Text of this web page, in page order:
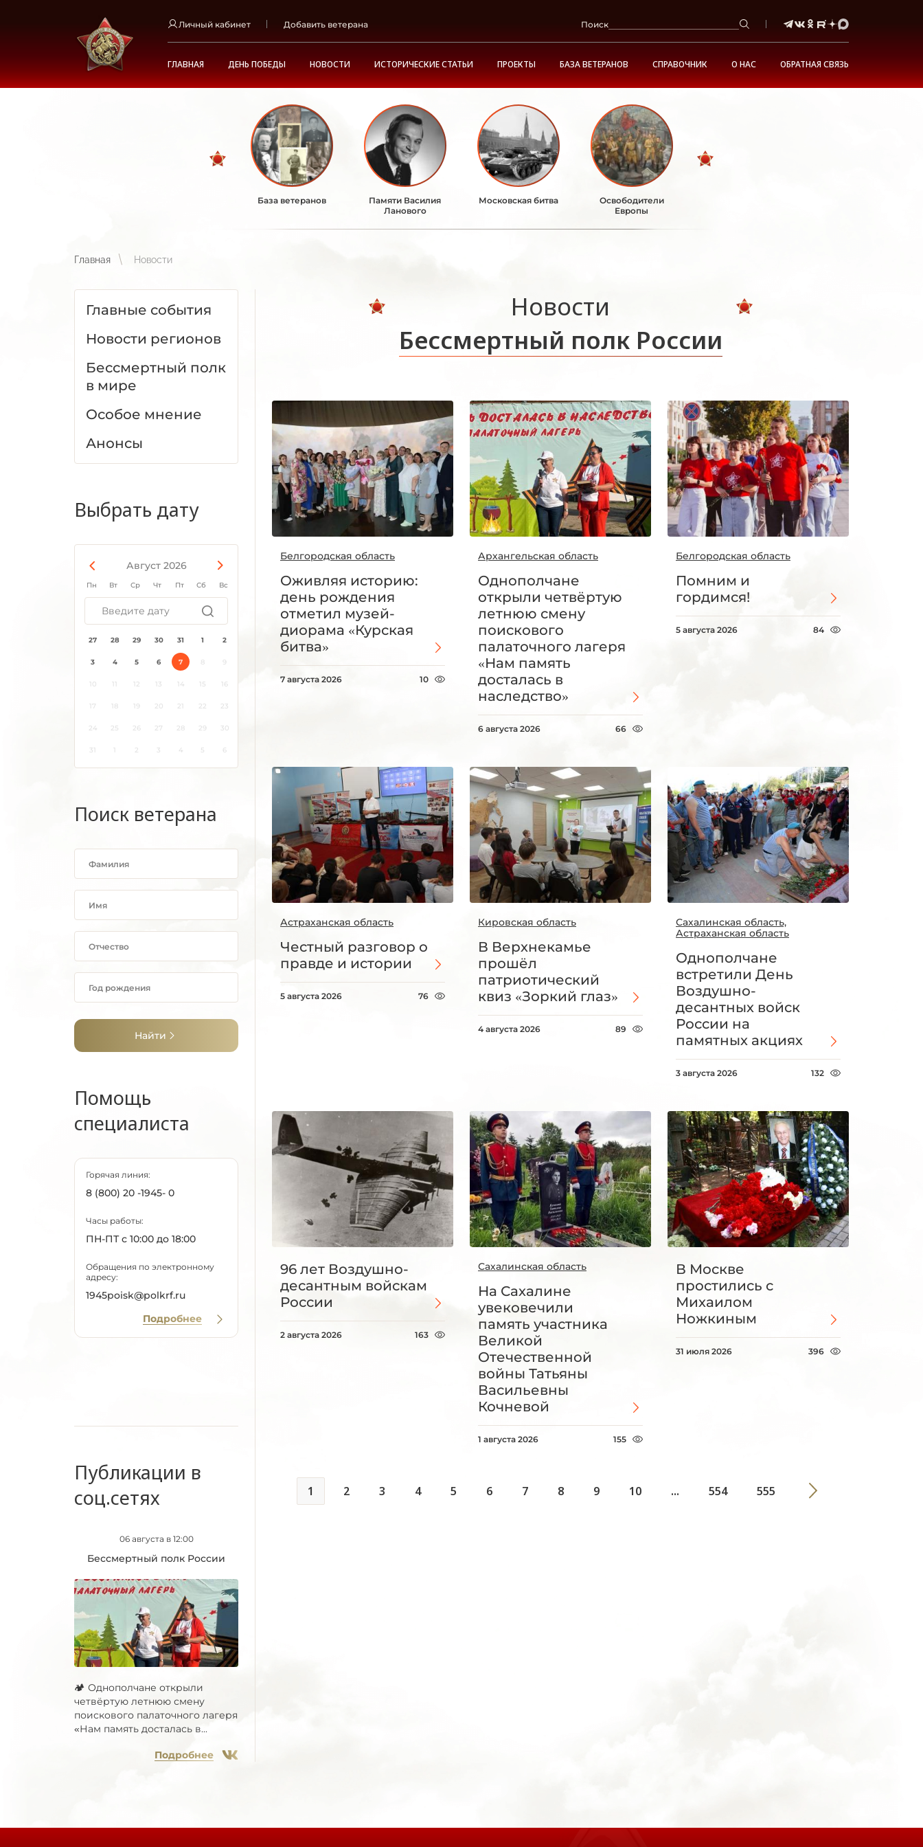
Личный кабинет Добавить ветерана Поиск
ГЛАВНАЯ ДЕНЬ ПОБЕДЫ НОВОСТИ ИСТОРИЧЕСКИЕ СТАТЬИ ПРОЕКТЫ БАЗА ВЕТЕРАНОВ СПРАВОЧНИК О НАС ОБРАТНАЯ СВЯЗЬ
База ветеранов
Памяти Василия
Ланового
Московская битва
Освободители
Европы
Главная Новости
Главные события
Новости регионов
Бессмертный полк
в мире
Особое мнение
Анонсы
Выбрать дату
Август 2026
Пн Вт Ср Чт Пт Сб Вс
27 28 29 30 31 1 2
3 4 5 6 7 8 9
10 11 12 13 14 15 16
17 18 19 20 21 22 23
24 25 26 27 28 29 30
31 1 2 3 4 5 6
Поиск ветерана
Найти
Помощь
специалиста
Горячая линия:
8 (800) 20 -1945- 0
Часы работы:
ПН-ПТ с 10:00 до 18:00
Обращения по электронному
адресу:
1945poisk@polkrf.ru
Подробнее
Публикации в
соц.сетях
06 августа в 12:00
Бессмертный полк России
🏕 Однополчане открыли
четвёртую летнюю смену
поискового палаточного лагеря
«Нам память досталась в...
Подробнее
Новости
Бессмертный полк России
Белгородская область
Оживляя историю:
день рождения
отметил музей-
диорама «Курская
битва»
7 августа 2026 10
Архангельская область
Однополчане
открыли четвёртую
летнюю смену
поискового
палаточного лагеря
«Нам память
досталась в
наследство»
6 августа 2026 66
Белгородская область
Помним и
гордимся!
5 августа 2026 84
Астраханская область
Честный разговор о
правде и истории
5 августа 2026 76
Кировская область
В Верхнекамье
прошёл
патриотический
квиз «Зоркий глаз»
4 августа 2026 89
Сахалинская область,
Астраханская область
Однополчане
встретили День
Воздушно-
десантных войск
России на
памятных акциях
3 августа 2026 132
96 лет Воздушно-
десантным войскам
России
2 августа 2026 163
Сахалинская область
На Сахалине
увековечили
память участника
Великой
Отечественной
войны Татьяны
Васильевны
Кочневой
1 августа 2026 155
В Москве
простились с
Михаилом
Ножкиным
31 июля 2026 396
1 2 3 4 5 6 7 8 9 10 ... 554 555